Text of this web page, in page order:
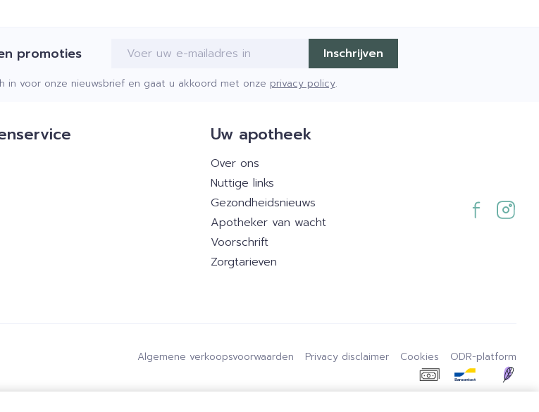
promoties E-mail adres Inschrijven
in voor onze nieuwsbrief en gaat u akkoord met onze privacy policy.
Uw apotheek
Over ons
Nuttige links
Gezondheidsnieuws
Apotheker van wacht
Voorschrift
Zorgtarieven
Algemene verkoopsvoorwaarden Privacy disclaimer Cookies ODR-platform